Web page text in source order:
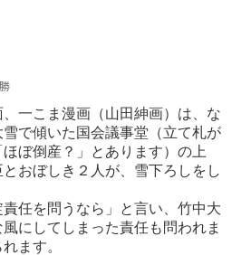
一こま漫画（山田紳画）は、な
で傾いた国会議事堂（立て札が
ぼ倒産？」とあります）の上
おぼしき２人が、雪下ろしをし
任を問うなら」と言い、竹中大
にしてしまった責任も問われま
ます。